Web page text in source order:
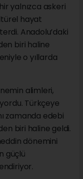
yalnızca askeri
hayat
Anadolu’daki
biri haline
o yıllarda
alimleri,
Türkçeye
zamanda edebi
biri haline geldi.
dönemini
güçlü